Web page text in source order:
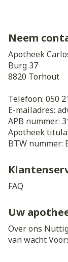
Neem
Apotheek
Burg 37
8820 Torhout
Telefoon: 050
E-mailadres:
APB nummer:
Apotheek
BTW nummer:
FAQ
Uw
Over ons
van wacht